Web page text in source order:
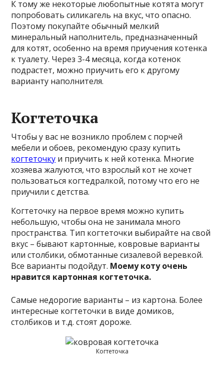
К тому же некоторые любопытные котята могут
попробовать силикагель на вкус, что опасно.
Поэтому покупайте обычный мелкий
минеральный наполнитель, предназначенный
для котят, особенно на время приучения котенка
к туалету. Через 3-4 месяца, когда котенок
подрастет, можно приучить его к другому
варианту наполнителя.
Когтеточка
Чтобы у вас не возникло проблем с порчей
мебели и обоев, рекомендую сразу купить
когтеточку и приучить к ней котенка. Многие
хозяева жалуются, что взрослый кот не хочет
пользоваться когтедралкой, потому что его не
приучили с детства.
Когтеточку на первое время можно купить
небольшую, чтобы она не занимала много
пространства. Тип когтеточки выбирайте на свой
вкус – бывают картонные, ковровые варианты
или столбики, обмотанные сизалевой веревкой.
Все варианты подойдут. Моему коту очень
нравится картонная когтеточка.
Самые недорогие варианты – из картона. Более
интересные когтеточки в виде домиков,
столбиков и т.д. стоят дороже.
Когтеточка